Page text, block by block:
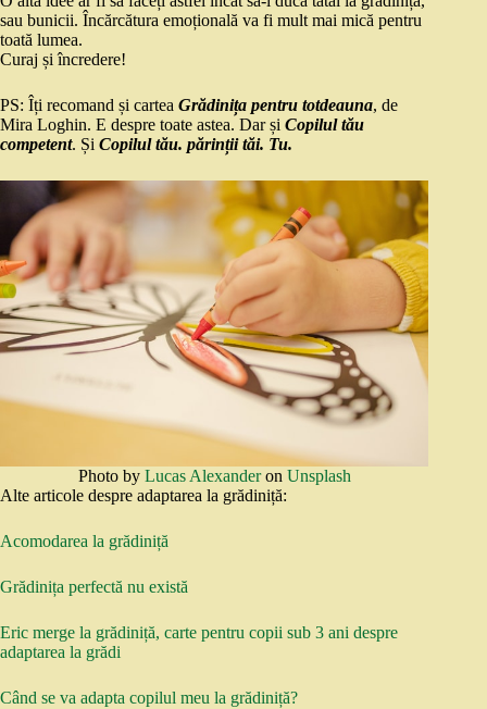
sau bunicii. Încărcătura emoțională va fi mult mai mică pentru
toată lumea.
Curaj și încredere!
PS: Îți recomand și cartea Grădinița pentru totdeauna, de
Mira Loghin. E despre toate astea. Dar și Copilul tău
competent. Și Copilul tău. părinții tăi. Tu.
Photo by Lucas Alexanderon Unsplash
Alte articole despre adaptarea la grădiniță:
Acomodarea la grădiniță
Grădinița perfectă nu există
Eric merge la grădiniță, carte pentru copii sub 3 ani despre
adaptarea la grădi
Când se va adapta copilul meu la grădiniță?